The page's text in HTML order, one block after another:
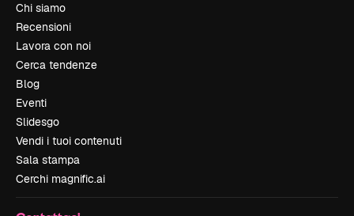
Chi siamo
Recensioni
Lavora con noi
Cerca tendenze
Blog
Eventi
Slidesgo
Vendi i tuoi contenuti
Sala stampa
Cerchi magnific.ai